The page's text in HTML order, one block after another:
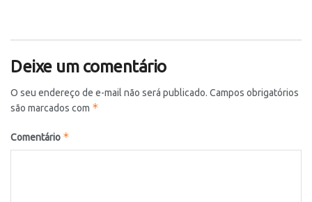
Deixe um comentário
O seu endereço de e-mail não será publicado. Campos obrigatórios
são marcados com *
Comentário *